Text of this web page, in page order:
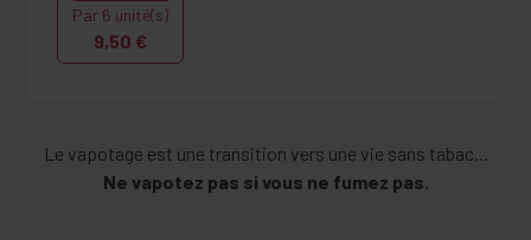
Par 6 unité(s)
9,50 €
Le vapotage est une transition vers une vie sans tabac...
Ne vapotez pas si vous ne fumez pas.